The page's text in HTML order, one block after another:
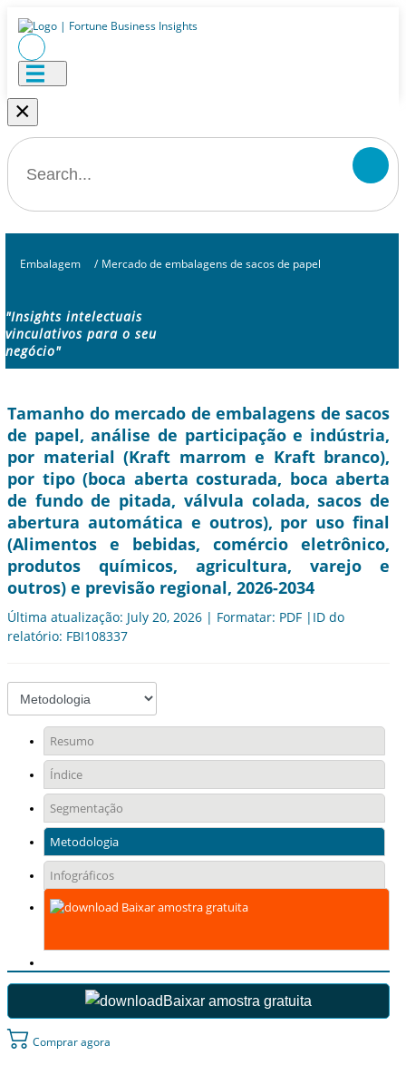
×
Embalagem / Mercado de embalagens de sacos de papel
"Insights intelectuais
vinculativos para o seu
negócio"
Tamanho do mercado de embalagens de sacos
de papel, análise de participação e indústria,
por material (Kraft marrom e Kraft branco),
por tipo (boca aberta costurada, boca aberta
de fundo de pitada, válvula colada, sacos de
abertura automática e outros), por uso final
(Alimentos e bebidas, comércio eletrônico,
produtos químicos, agricultura, varejo e
outros) e previsão regional, 2026-2034
Última atualização: July 20, 2026 | Formatar: PDF |ID do
relatório: FBI108337
Resumo
Índice
Segmentação
Metodologia
Infográficos
Baixar amostra gratuita
Baixar amostra gratuita
Comprar agora